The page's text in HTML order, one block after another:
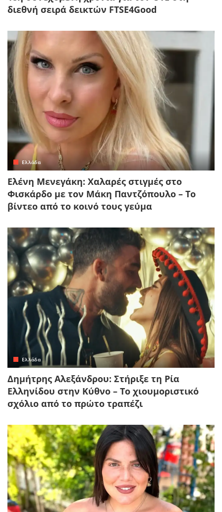
διεθνή σειρά δεικτών FTSE4Good
Ελλάδα
Ελένη Μενεγάκη: Χαλαρές στιγμές στο
Φισκάρδο με τον Μάκη Παντζόπουλο – Το
βίντεο από το κοινό τους γεύμα
Ελλάδα
Δημήτρης Αλεξάνδρου: Στήριξε τη Ρία
Ελληνίδου στην Κύθνο – Το χιουμοριστικό
σχόλιο από το πρώτο τραπέζι